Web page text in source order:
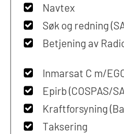
Navtex
Søk og redning
Betjening av
Inmarsat C m/
Epirb (COSPAS/
Kraftforsyning
Taksering